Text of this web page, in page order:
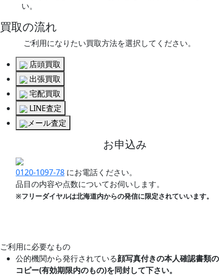
い。
買取の流れ
ご利用になりたい買取方法を選択してください。
店頭買取
出張買取
宅配買取
LINE査定
メール査定
お申込み
0120-1097-78 にお電話ください。
品目の内容や点数についてお伺いします。
※フリーダイヤルは北海道内からの発信に限定されていいます。
ご利用に必要なもの
公的機関から発行されている顔写真付きの本人確認書類の
コピー(有効期限内のもの)を同封して下さい。